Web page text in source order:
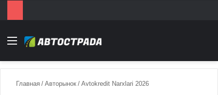
Menu
Главная / Авторынок / Avtokredit Narxlari 2026